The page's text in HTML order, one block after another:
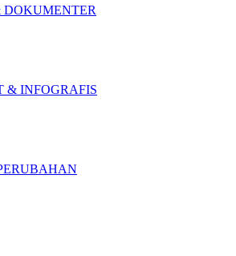
& INFOGRAFIS